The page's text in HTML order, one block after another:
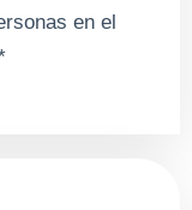
en el